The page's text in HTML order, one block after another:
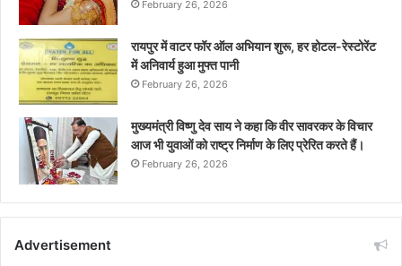
February 26, 2026
रायपुर में वाटर फॉर ऑल अभियान शुरू, हर होटल-रेस्टोरेंट
में अनिवार्य हुआ मुफ्त पानी
February 26, 2026
मुख्यमंत्री विष्णु देव साय ने कहा कि वीर सावरकर के विचार
आज भी युवाओं को राष्ट्र निर्माण के लिए प्रेरित करते हैं।
February 26, 2026
Advertisement